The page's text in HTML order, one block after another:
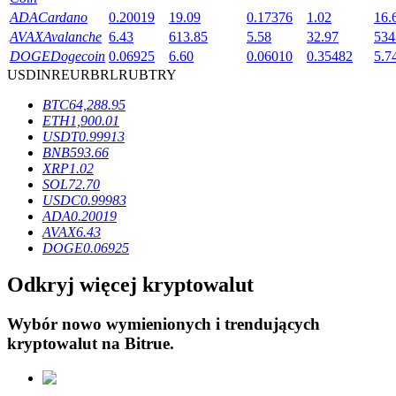
Blokady BTR
Ekskluzywne inwestycje dla posiadaczy BTR
Pożyczki
Usługa pożyczek wspieranych kryptowalutami
ADACardano 0.20019 19.09 0.17376 1.02
AVAXAvalanche 6.43 613.85 5.58 32.97
DOGEDogecoin 0.06925 6.60 0.06010 0.35482
USDINREURBRLRUBTRY
BTC64,288.95
ETH1,900.01
USDT0.99913
BNB593.66
XRP1.02
SOL72.70
USDC0.99983
ADA0.20019
AVAX6.43
DOGE0.06925
Odkryj więcej kryptowalut
Wybór nowo wymienionych i trendujących
kryptowalut na Bitrue.